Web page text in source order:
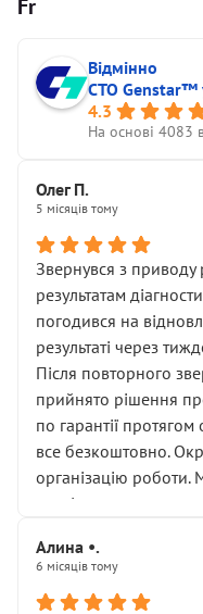
Fr
Відмінно
СТО Genstar™
4.3
На основі 4083
Олег П.
5 місяців тому
Звернувся з
результатам
погодився на
результаті через
Після повторного
прийнято рішення
по гарантії
все безкоштовно.
організацію
сервіс.
Алина •.
6 місяців тому